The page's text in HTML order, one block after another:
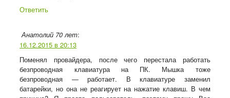
Ответить
Анатолий 70 лет:
16.12.2015 в 20:13
Поменял провайдера, после чего перестала работать
безпроводная клавиатура на ПК. Мышка тоже
безпроводная — работает. В клавиатуре заменил
батарейки, но она не реагирует на нажатие клавиш. В чем